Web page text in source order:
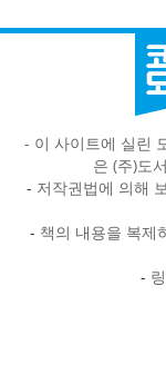
- 이 사이트에 실린
은 (주)도
- 저작권법에 의해
- 책의 내용을 복제
-